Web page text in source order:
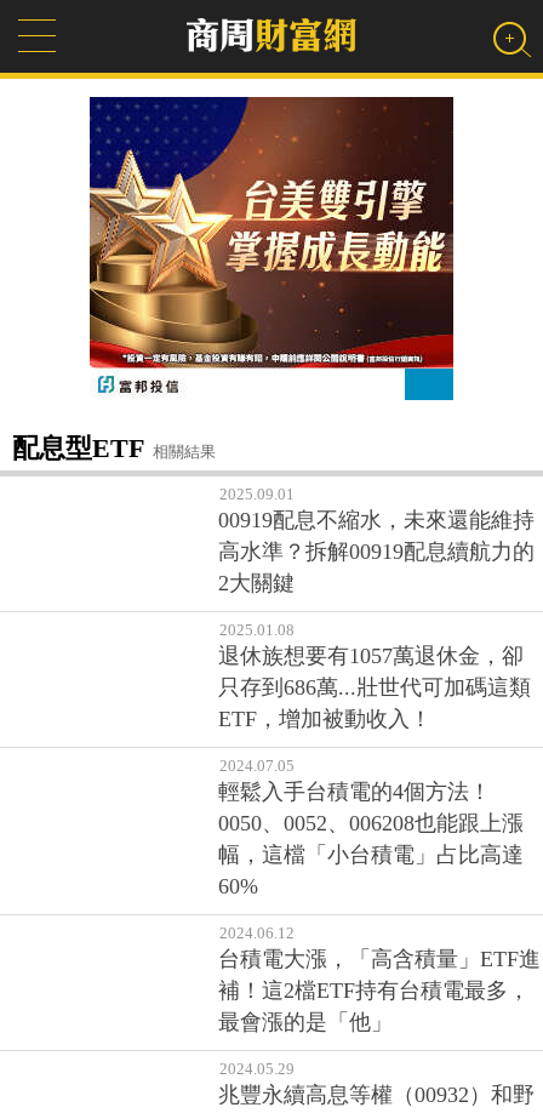
配息型ETF 相關結果
2025.09.01
00919配息不縮水，未來還能維持
高水準？拆解00919配息續航力的
2大關鍵
2025.01.08
退休族想要有1057萬退休金，卻
只存到686萬...壯世代可加碼這類
ETF，增加被動收入！
2024.07.05
輕鬆入手台積電的4個方法！
0050、0052、006208也能跟上漲
幅，這檔「小台積電」占比高達
60%
2024.06.12
台積電大漲，「高含積量」ETF進
補！這2檔ETF持有台積電最多，
最會漲的是「他」
2024.05.29
兆豐永續高息等權（00932）和野